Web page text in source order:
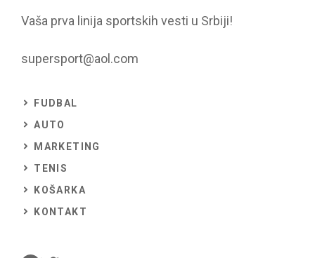
Vaša prva linija sportskih vesti u Srbiji!
supersport@aol.com
FUDBAL
AUTO
MARKETING
TENIS
KOŠARKA
KONTAKT